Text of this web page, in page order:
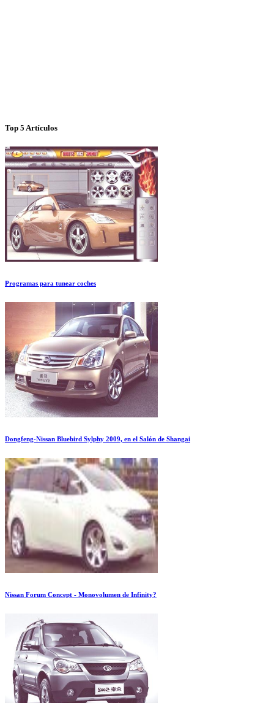
Top 5 Artículos
Programas para tunear coches
Dongfeng-Nissan Bluebird Sylphy 2009, en el Salón de Shangai
Nissan Forum Concept - Monovolumen de Infinity?